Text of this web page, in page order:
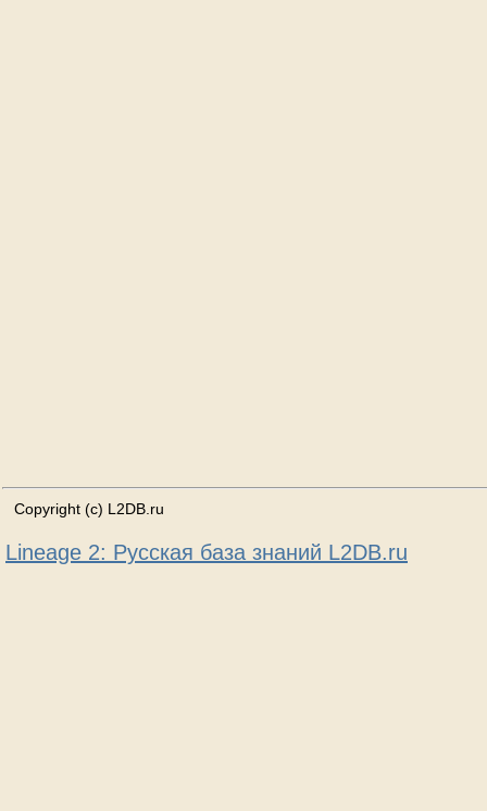
Copyright (c) L2DB.ru
Lineage 2: Русская база знаний L2DB.ru